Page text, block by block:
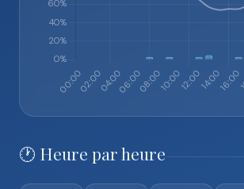
🕐 Heure par heure